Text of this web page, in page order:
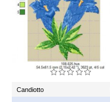
Candiotto